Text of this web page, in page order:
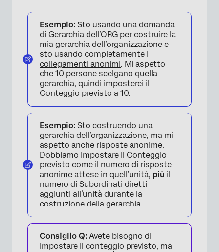
Esempio: Sto usando una domanda
di Gerarchia dell’ORG per costruire la
mia gerarchia dell’organizzazione e
sto usando completamente i
collegamenti anonimi. Mi aspetto
che 10 persone scelgano quella
gerarchia, quindi imposterei il
Conteggio previsto a 10.
Esempio: Sto costruendo una
gerarchia dell’organizzazione, ma mi
aspetto anche risposte anonime.
Dobbiamo impostare il Conteggio
previsto come il numero di risposte
anonime attese in quell’unità, più il
numero di Subordinati diretti
aggiunti all’unità durante la
costruzione della gerarchia.
Consiglio Q: Avete bisogno di
impostare il conteggio previsto, ma